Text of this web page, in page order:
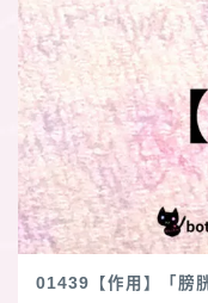
01439【作用】「膀